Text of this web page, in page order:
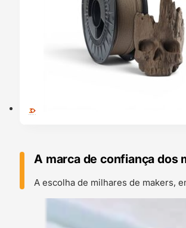
A marca de confiança dos
A escolha de milhares de makers,